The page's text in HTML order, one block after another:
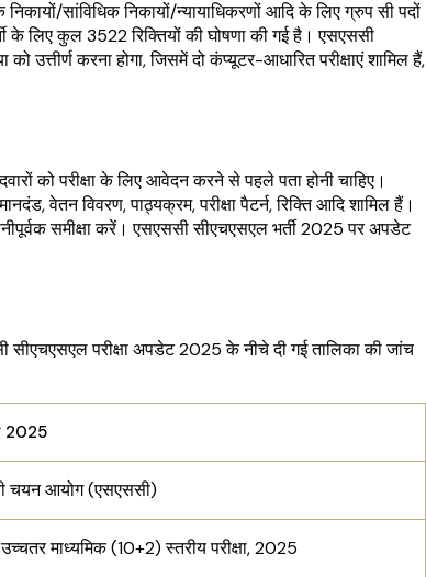
निकायों/सांविधिक निकायों/न्यायाधिकरणों आदि के लिए ग्रुप सी पदों
के लिए कुल 3522 रिक्तियों की घोषणा की गई है। एसएससी
उत्तीर्ण करना होगा, जिसमें दो कंप्यूटर-आधारित परीक्षाएं शामिल हैं,
को परीक्षा के लिए आवेदन करने से पहले पता होनी चाहिए।
वेतन विवरण, पाठ्यक्रम, परीक्षा पैटर्न, रिक्ति आदि शामिल हैं।
समीक्षा करें। एसएससी सीएचएसएल भर्ती 2025 पर अपडेट
परीक्षा अपडेट 2025 के नीचे दी गई तालिका की जांच
2025
चयन आयोग (एसएससी)
माध्यमिक (10+2) स्तरीय परीक्षा, 2025